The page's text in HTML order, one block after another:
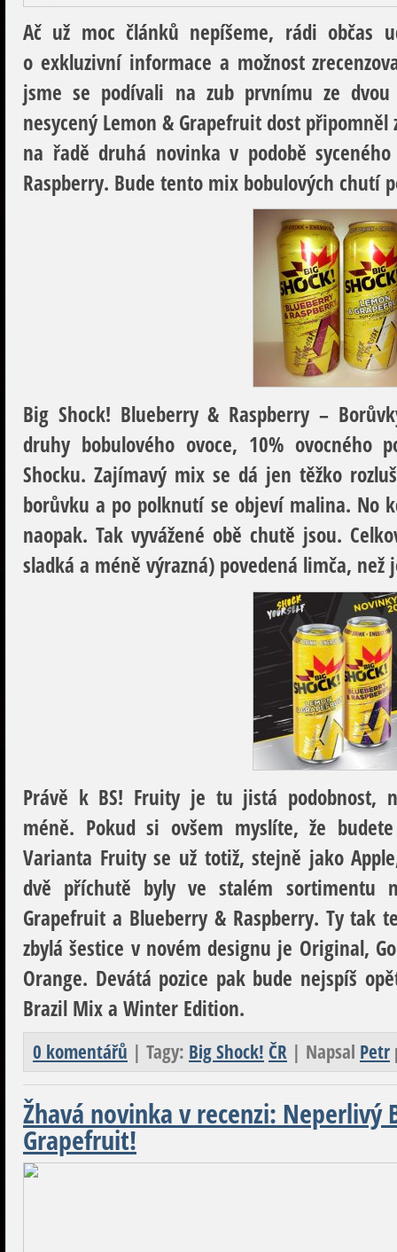
Ač už moc článků nepíšeme, rádi občas
o exkluzivní informace a možnost
jsme se podívali na zub prvnímu ze
nesycený Lemon & Grapefruit dost
na řadě druhá novinka v podobě
Raspberry. Bude tento mix bobulových chutí
Big Shock! Blueberry & Raspberry –
druhy bobulového ovoce, 10%
Shocku. Zajímavý mix se dá jen těžko
borůvku a po polknutí se objeví malina. No
naopak. Tak vyvážené obě chutě jsou.
sladká a méně výrazná) povedená limča, než
Právě k BS! Fruity je tu jistá podobnost,
méně. Pokud si ovšem myslíte, že
Varianta Fruity se už totiž, stejně jako
dvě příchutě byly ve stalém sortimentu
Grapefruit a Blueberry & Raspberry. Ty tak
zbylá šestice v novém designu je Original,
Orange. Devátá pozice pak bude nejspíš
Brazil Mix a Winter Edition.
0 komentářů | Tagy: Big Shock! ČR | Napsal Petr
Žhavá novinka v recenzi: Neperlivý
Grapefruit!